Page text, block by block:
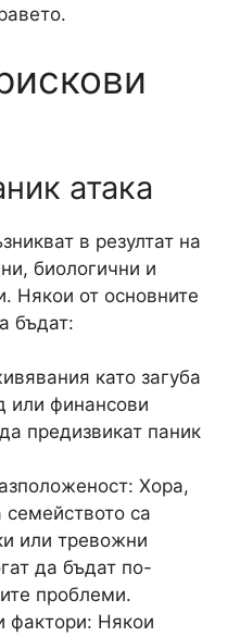
атака
в резултат на
биологични и
Някои от основните
бъдат:
като загуба
или финансови
предизвикат паник
Хора,
са
или тревожни
да бъдат по-
проблеми.
фактори: Някои